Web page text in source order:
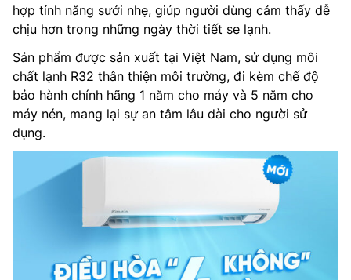
hợp tính năng sưởi nhẹ, giúp người dùng cảm thấy dễ
chịu hơn trong những ngày thời tiết se lạnh.
Sản phẩm được sản xuất tại Việt Nam, sử dụng môi
chất lạnh R32 thân thiện môi trường, đi kèm chế độ
bảo hành chính hãng 1 năm cho máy và 5 năm cho
máy nén, mang lại sự an tâm lâu dài cho người sử
dụng.